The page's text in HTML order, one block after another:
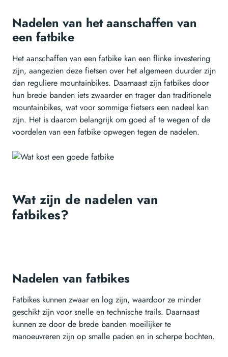
Nadelen van het aanschaffen van
een fatbike
Het aanschaffen van een fatbike kan een flinke investering
zijn, aangezien deze fietsen over het algemeen duurder zijn
dan reguliere mountainbikes. Daarnaast zijn fatbikes door
hun brede banden iets zwaarder en trager dan traditionele
mountainbikes, wat voor sommige fietsers een nadeel kan
zijn. Het is daarom belangrijk om goed af te wegen of de
voordelen van een fatbike opwegen tegen de nadelen.
Wat zijn de nadelen van
fatbikes?
Nadelen van fatbikes
Fatbikes kunnen zwaar en log zijn, waardoor ze minder
geschikt zijn voor snelle en technische trails. Daarnaast
kunnen ze door de brede banden moeilijker te
manoeuvreren zijn op smalle paden en in scherpe bochten.